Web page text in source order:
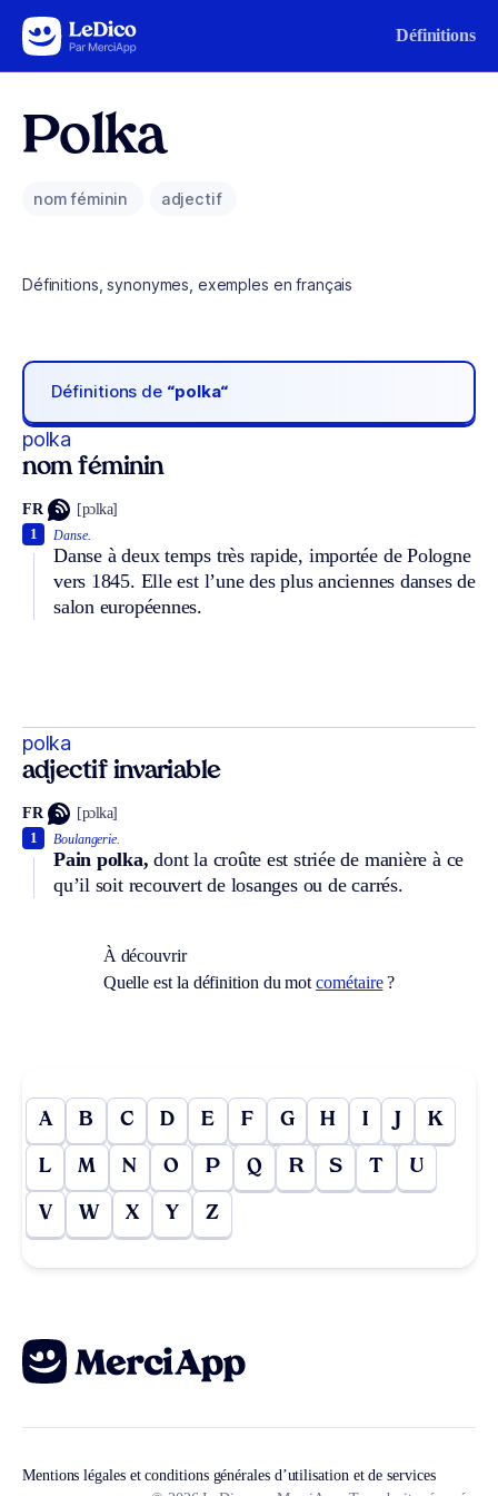
Aller au contenu Définitions
Polka
nom féminin adjectif
Définitions, synonymes, exemples en français
Définitions de “polka“
polka
nom féminin
FR [pɔlka]
Danse.
Danse à deux temps très rapide, importée de Pologne
vers 1845. Elle est l’une des plus anciennes danses de
salon européennes.
1
polka
adjectif invariable
FR [pɔlka]
Boulangerie.
Pain polka, dont la croûte est striée de manière à ce
qu’il soit recouvert de losanges ou de carrés.
1
À découvrir
Quelle est la définition du motcométaire?
A B C D E F G H I J K
L M N O P Q R S T U
V W X Y Z
Mentions légales et conditions générales d’utilisation et de services